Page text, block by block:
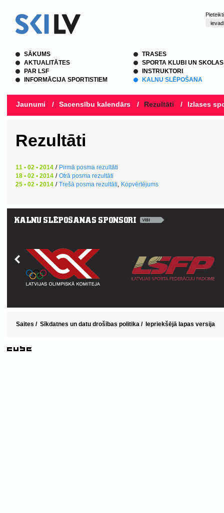
SĀKUMS
AKTUALITĀTES
PAR LSF
INFORMĀCIJA SPORTISTIEM
TRASES
SPORTA KLUBI UN SKOLAS
INSTRUKTORI
KALNU SLĒPOŠANA
Jaunumi / Sacensību kalendārs / Rezultāti / Izlases
Rezultāti
11 • 02 • 2014 / Pirmā posma rezultāti
18 • 02 • 2014 / Otrā posma rezultāti
25 • 02 • 2014 / Trešā posma rezultāti, Kopvērtējums
Saites / Sīkdatnes un datu drošības politika / Iepriekšējā lapas versija